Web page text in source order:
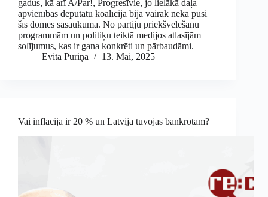
gadus, kā arī A/Par!, Progresīvie, jo lielākā daļa
apvienības deputātu koalīcijā bija vairāk nekā pusi
šīs domes sasaukuma. No partiju priekšvēlēšanu
programmām un politiķu teiktā medijos atlasījām
solījumus, kas ir gana konkrēti un pārbaudāmi.
Evita Puriņa
13. Mai, 2025
Vai inflācija ir 20 % un Latvija tuvojas bankrotam?